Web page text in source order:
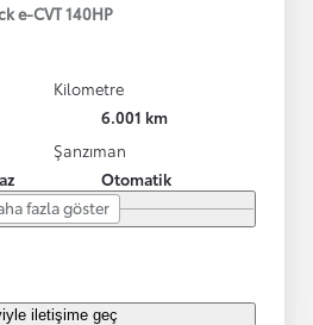
e-CVT 140HP
Kilometre
6.001 km
Şanzıman
Otomatik
fazla göster
iletişime geç